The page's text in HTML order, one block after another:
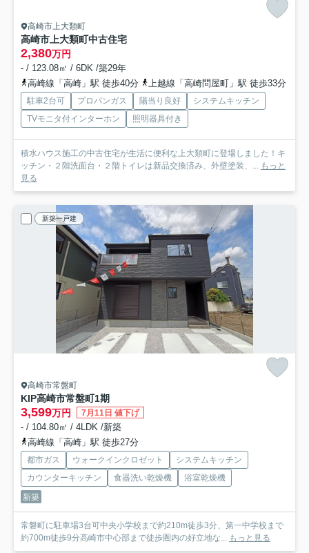
高崎市上大類町
高崎市上大類町中古住宅
2,380万円
- / 123.08㎡ / 6DK /築29年
高崎線「高崎」駅 徒歩40分
上越線「高崎問屋町」駅 徒歩33分
駐車2台可 プロパンガス 陽当り良好
システムキッチン
TVモニタ付インターホン
照明器具付き
積水ハウス施工の中古住宅が生活に便利な上大類町に登場しました！キ
ッチン・２階洗面台・２階トイレは新品交換済み、外壁塗装、... もっと
見る
新築一戸建
高崎市常盤町
KIP高崎市常盤町1期
3,599万円 7月11日 値下げ
- / 104.80㎡ / 4LDK /新築
高崎線「高崎」駅 徒歩27分
都市ガス ウォークインクロゼット
システムキッチン
カウンターキッチン
食器洗い乾燥機
浴室乾燥機
新築
常磐町に駐車場3台可中央小学校まで約210m徒歩3分、第一中学校まで
約700m徒歩9分高崎市中心部まで徒歩圏内の好立地な... もっと見る